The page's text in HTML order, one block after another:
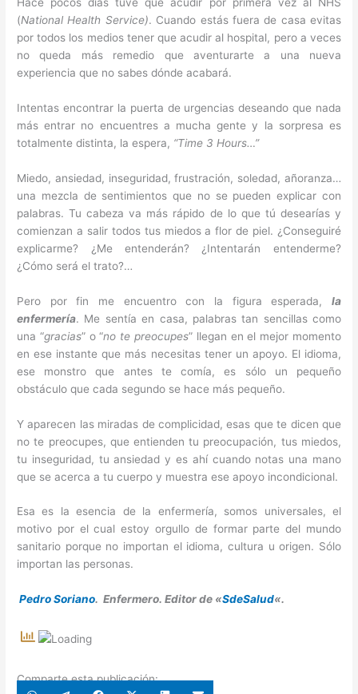
(National Health Service). Cuando estás fuera de casa evitas
por todos los medios tener que acudir al hospital, pero a veces
no queda más remedio que aventurarte a una nueva
experiencia que no sabes dónde acabará.
Intentas encontrar la puerta de urgencias deseando que nada
más entrar no encuentres a mucha gente y la sorpresa es
totalmente distinta, la espera, “Time 3 Hours…”
Miedo, ansiedad, inseguridad, frustración, soledad, añoranza…
una mezcla de sentimientos que no se pueden explicar con
palabras. Tu cabeza va más rápido de lo que tú desearías y
comienzan a salir todos tus miedos a flor de piel. ¿Conseguiré
explicarme? ¿Me entenderán? ¿Intentarán entenderme?
¿Cómo será el trato?…
Pero por fin me encuentro con la figura esperada, la
enfermería. Me sentía en casa, palabras tan sencillas como
una “gracias” o “no te preocupes” llegan en el mejor momento
en ese instante que más necesitas tener un apoyo. El idioma,
ese monstro que antes te comía, es sólo un pequeño
obstáculo que cada segundo se hace más pequeño.
Y aparecen las miradas de complicidad, esas que te dicen que
no te preocupes, que entienden tu preocupación, tus miedos,
tu inseguridad, tu ansiedad y es ahí cuando notas una mano
que se acerca a tu cuerpo y muestra ese apoyo incondicional.
Esa es la esencia de la enfermería, somos universales, el
motivo por el cual estoy orgullo de formar parte del mundo
sanitario porque no importan el idioma, cultura u origen. Sólo
importan las personas.
Pedro Soriano. Enfermero. Editor de «SdeSalud«.
Comparte esta publicación: